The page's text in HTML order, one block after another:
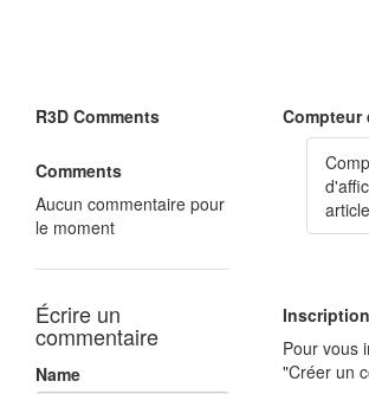
R3D Comments
Comments
Aucun commentaire pour
le moment
Écrire un
commentaire
Name
Compteur
Inscription
Pour vous
"Créer un